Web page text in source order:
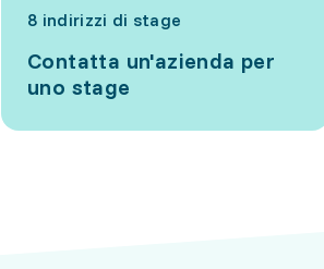
8 indirizzi di stage
Contatta un'azienda per
uno stage